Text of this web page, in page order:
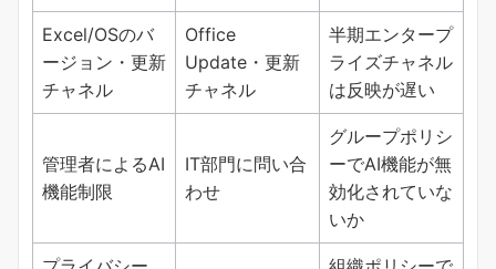
Excel/OSのバ
ージョン・更新
チャネル
Office
Update・更新
チャネル
半期エンタープ
ライズチャネル
は反映が遅い
管理者によるAI
機能制限
IT部門に問い合
わせ
グループポリシ
ーでAI機能が無
効化されていな
いか